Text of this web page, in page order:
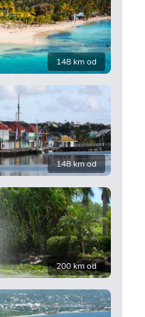
148 km od
148 km od
200 km od